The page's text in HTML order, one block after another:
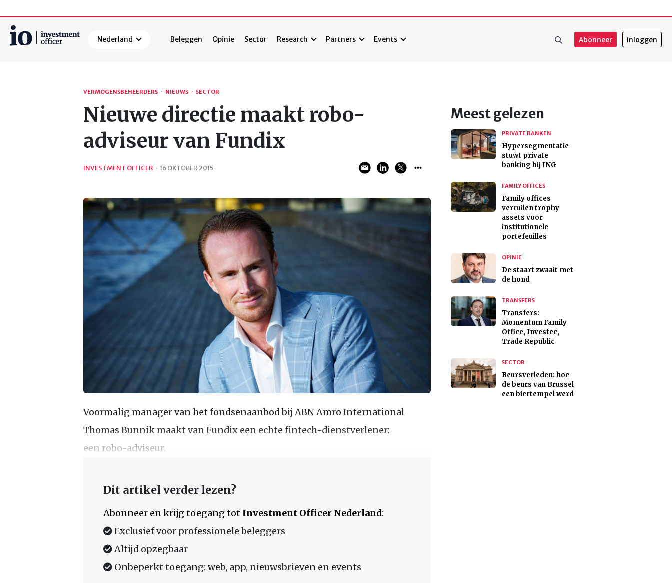
Nederland Beleggen Opinie Sector Research Partners Events Abonneer Inloggen
VERMOGENSBEHEERDERS · NIEUWS · SECTOR
Nieuwe directie maakt robo-
adviseur van Fundix
INVESTMENT OFFICER · 16 OKTOBER 2015
Voormalig manager van het fondsenaanbod bij ABN Amro International
Thomas Bunnik maakt van Fundix een echte fintech-dienstverlener:
een robo-adviseur.
Dit artikel verder lezen?
Abonneer en krijg toegang tot Investment Officer Nederland:
Exclusief voor professionele beleggers
Altijd opzegbaar
Onbeperkt toegang: web, app, nieuwsbrieven en events
Meest gelezen
PRIVATE BANKEN
Hypersegmentatie
stuwt private
banking bij ING
FAMILY OFFICES
Family offices
verruilen trophy
assets voor
institutionele
portefeuilles
OPINIE
De staart zwaait met
de hond
TRANSFERS
Transfers:
Momentum Family
Office, Investec,
Trade Republic
SECTOR
Beursverleden: hoe
de beurs van Brussel
een biertempel werd